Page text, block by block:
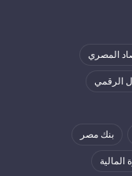
المصري
الرقمي
بنك مصر
المالية